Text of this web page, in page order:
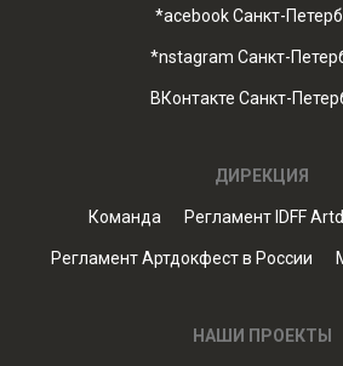
*acebook Санкт-
*nstagram Санкт-
ВКонтакте Санкт-
ДИРЕКЦИЯ
Команда Регламент IDFF
Регламент Артдокфест в России
НАШИ ПРОЕКТЫ